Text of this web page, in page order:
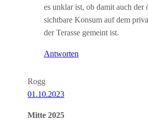
es unklar ist, ob damit auch der
sichtbare Konsum auf dem
der Terasse gemeint ist.
Antworten
Rogg
01.10.2023
Mitte 2025